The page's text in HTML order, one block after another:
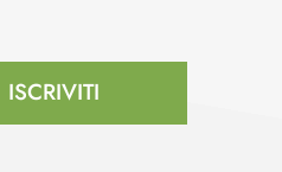
ISCRIVITI